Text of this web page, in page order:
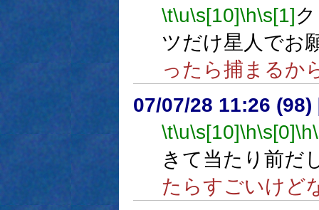
\t\u\s[10]\h\s[1]
ツだけ星人でお
ったら捕まるか
07/07/28 11:26 (98)
\t\u\s[10]\h\s[0]\h
きて当たり前だ
たらすごいけど